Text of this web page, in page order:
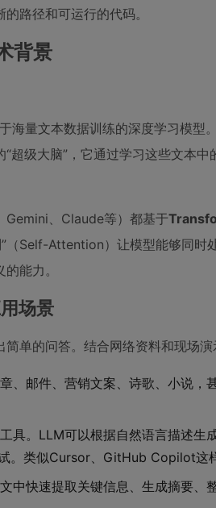
路径和可运行的代码。
背景
量文本数据训练的深度学习模型
超级大脑”，它通过学习这些文本
Gemini、Claude等）都基于
（Self-Attention）让模型能够同时
能力。
场景
单的问答。结合网络资料和现场
、邮件、营销文案、诗歌、小说
具。LLM可以根据自然语言描述
。类似Cursor、GitHub Copilot这
中快速提取关键信息、生成摘要